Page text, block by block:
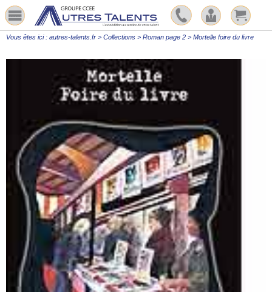
Vous êtes ici : autres-talents.fr > Collections > Roman page 2 > Mortelle foire du livre